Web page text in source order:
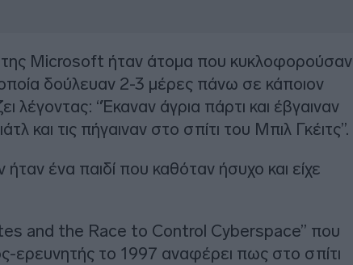
της Microsoft ήταν άτομα που κυκλοφορούσαν
δούλευαν 2-3 μέρες πάνω σε κάποιον
λέγοντας: “Έκαναν άγρια πάρτι και έβγαιναν
και τις πήγαιναν στο σπίτι του Μπιλ Γκέιτς”.
ένα παιδί που καθόταν ήσυχο και είχε
and the Race to Control Cyberspace” που
ερευνητής το 1997 αναφέρει πως στο σπίτι